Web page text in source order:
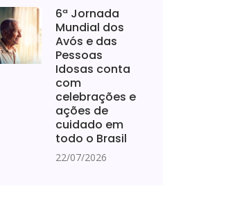
6ª Jornada
Mundial dos
Avós e das
Pessoas
Idosas conta
com
celebrações e
ações de
cuidado em
todo o Brasil
22/07/2026